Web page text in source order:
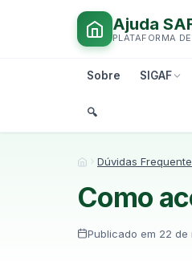
Ajuda
PLATAFORMA
Sobre SIGAF
🔍︎
Início
Dúvidas
Como
Publicado em 22 de